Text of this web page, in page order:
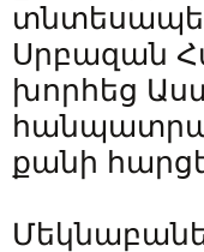
Սրբազան
խորհեց
քանի